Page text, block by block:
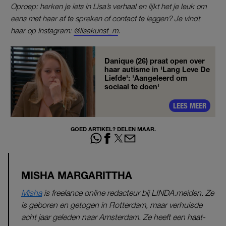
Oproep: herken je iets in Lisa’s verhaal en lijkt het je leuk om
eens met haar af te spreken of contact te leggen? Je vindt
haar op Instagram: @lisakunst_m.
Danique (26) praat open over
haar autisme in 'Lang Leve De
Liefde': 'Aangeleerd om
sociaal te doen'
LEES MEER
GOED ARTIKEL? DELEN MAAR.
MISHA MARGARITTHA
Mishais freelance online redacteur bij LINDA.meiden. Ze
is geboren en getogen in Rotterdam, maar verhuisde
acht jaar geleden naar Amsterdam. Ze heeft een haat-